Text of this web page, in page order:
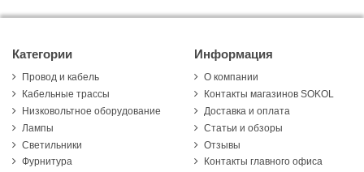
Категории
Провод и кабель
Кабельные трассы
Низковольтное оборудование
Лампы
Светильники
Фурнитура
Информация
О компании
Контакты магазинов SOKOL
Доставка и оплата
Статьи и обзоры
Отзывы
Контакты главного офиса